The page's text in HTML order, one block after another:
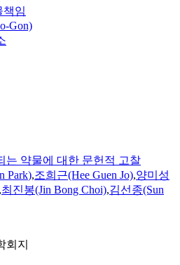
책임
Gon)
는 약물에 대한 문헌적 고찰
Park),조희근(Hee Guen Jo),양미성
,최진봉(Jin Bong Choi),김선종(Sun
회지